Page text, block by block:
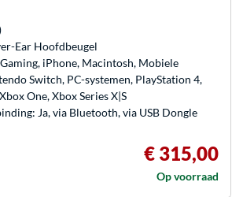
Ear Hoofdbeugel
iPhone, Macintosh, Mobiele
Switch, PC-systemen, PlayStation 4,
One, Xbox Series X|S
Ja, via Bluetooth, via USB Dongle
€ 315,00
Op voorraad